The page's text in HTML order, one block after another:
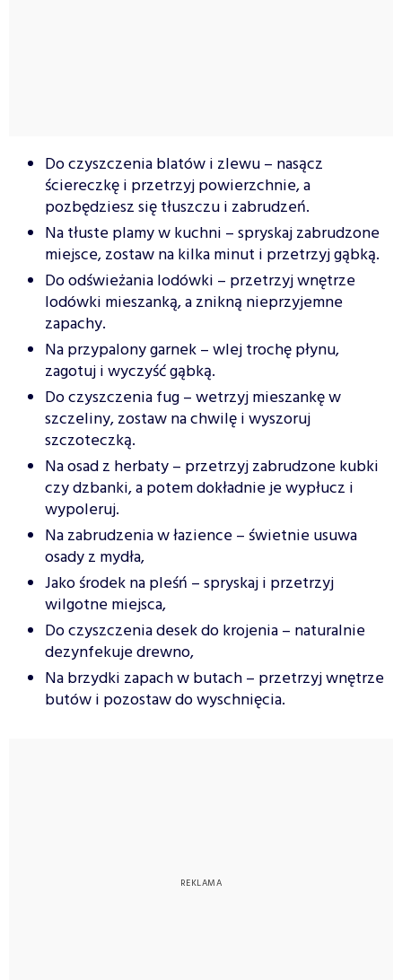
Do czyszczenia blatów i zlewu – nasącz
ściereczkę i przetrzyj powierzchnie, a
pozbędziesz się tłuszczu i zabrudzeń.
Na tłuste plamy w kuchni – spryskaj zabrudzone
miejsce, zostaw na kilka minut i przetrzyj gąbką.
Do odświeżania lodówki – przetrzyj wnętrze
lodówki mieszanką, a znikną nieprzyjemne
zapachy.
Na przypalony garnek – wlej trochę płynu,
zagotuj i wyczyść gąbką.
Do czyszczenia fug – wetrzyj mieszankę w
szczeliny, zostaw na chwilę i wyszoruj
szczoteczką.
Na osad z herbaty – przetrzyj zabrudzone kubki
czy dzbanki, a potem dokładnie je wypłucz i
wypoleruj.
Na zabrudzenia w łazience – świetnie usuwa
osady z mydła,
Jako środek na pleśń – spryskaj i przetrzyj
wilgotne miejsca,
Do czyszczenia desek do krojenia – naturalnie
dezynfekuje drewno,
Na brzydki zapach w butach – przetrzyj wnętrze
butów i pozostaw do wyschnięcia.